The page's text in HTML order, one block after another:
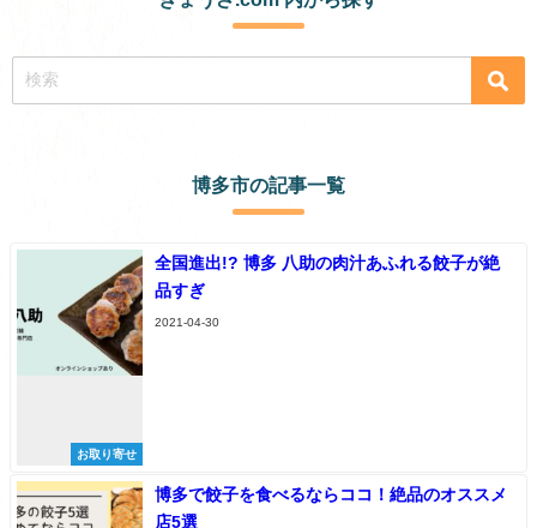
博多市の記事一覧
お取り寄せ
全国進出!? 博多 八助の肉汁あふれる餃子が絶
品すぎ
2021-04-30
博多で餃子を食べるならココ！絶品のオススメ
店5選